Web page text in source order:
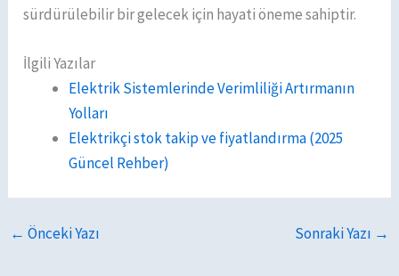
sürdürülebilir bir gelecek için hayati öneme sahiptir.
İlgili Yazılar
Elektrik Sistemlerinde Verimliliği Artırmanın
Yolları
Elektrikçi stok takip ve fiyatlandırma (2025
Güncel Rehber)
← Önceki Yazı Sonraki Yazı →